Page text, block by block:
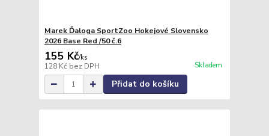
Marek Ďaloga SportZoo Hokejové Slovensko
2026 Base Red /50 č.6
155 Kč/ks
128 Kč bez DPH Skladem
Přidat do košíku